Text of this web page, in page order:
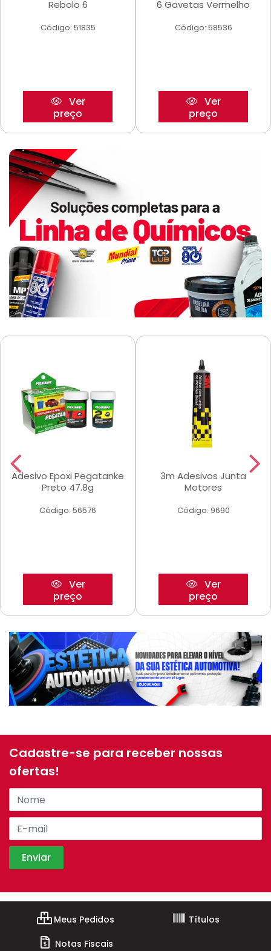
Rebolo 6
Código: 51835
Ver
preço
6 Gavetas Vermelho
Código: 58536
Ver
preço
Adesivo Epoxi Pegatanke
Preto 47.8g
Código: 56576
Ver
preço
3m Adesivos Junta
Motores
Código: 9690
Ver
preço
Cadastre-se para receber nossas
ofertas!
Meus Pedidos
Títulos
Notas Fiscais